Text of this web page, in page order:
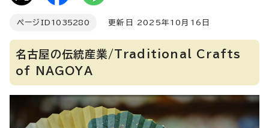
ページID 1035280 更新日 2025年10月16日
名古屋の伝統産業/Traditional Crafts
of NAGOYA